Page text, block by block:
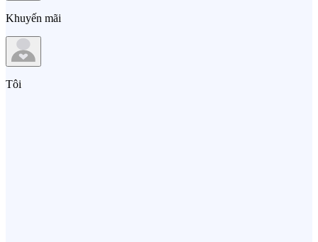
Khuyến mãi
Tôi